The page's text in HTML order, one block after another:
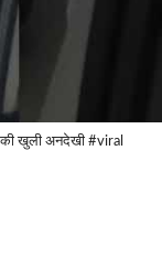
की खुली अनदेखी #viral